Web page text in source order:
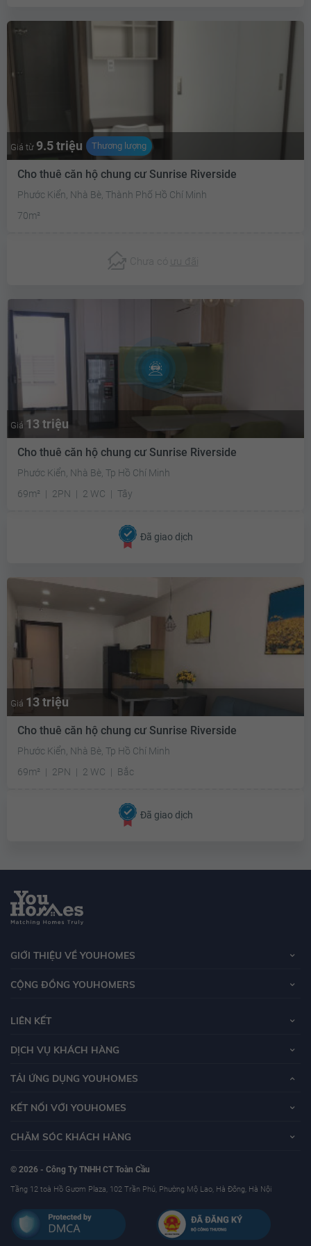
Giá từ 9.5 triệu Thương lượng
Cho thuê căn hộ chung cư Sunrise Riverside
Phước Kiển, Nhà Bè, Thành Phố Hồ Chí Minh
70m²
Chưa có ưu đãi
Giá 13 triệu
Cho thuê căn hộ chung cư Sunrise Riverside
Phước Kiển, Nhà Bè, Tp Hồ Chí Minh
69m²
2PN 2 WC Tây
Đã giao dịch
Giá 13 triệu
Cho thuê căn hộ chung cư Sunrise Riverside
Phước Kiển, Nhà Bè, Tp Hồ Chí Minh
69m²
2PN 2 WC Bắc
Đã giao dịch
GIỚI THIỆU VỀ YOUHOMES
CỘNG ĐỒNG YOUHOMERS
LIÊN KẾT
DỊCH VỤ KHÁCH HÀNG
TẢI ỨNG DỤNG YOUHOMES
KẾT NỐI VỚI YOUHOMES
CHĂM SÓC KHÁCH HÀNG
© 2026 - Công Ty TNHH CT Toàn Cầu
Tầng 12 toà Hồ Gươm Plaza, 102 Trần Phú, Phường Mộ Lao, Hà Đông, Hà Nội